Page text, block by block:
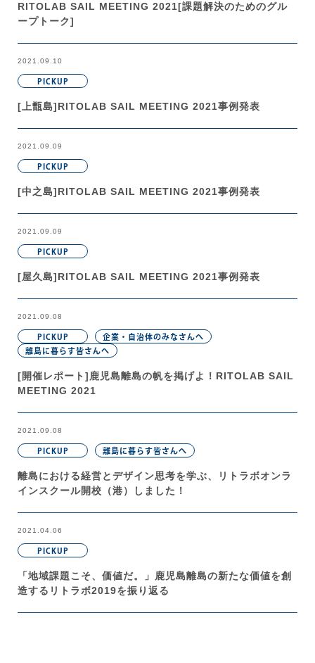
RITOLAB SAIL MEETING 2021[課題解決のためのグル
ープトーク]
2021.09.10
PICKUP
[上甑島]RITOLAB SAIL MEETING 2021事例発表
2021.09.09
PICKUP
[中之島]RITOLAB SAIL MEETING 2021事例発表
2021.09.09
PICKUP
[屋久島]RITOLAB SAIL MEETING 2021事例発表
2021.09.08
PICKUP
企業・自治体のみなさんへ
離島に暮らす皆さんへ
[開催レポート]鹿児島離島の帆を掲げよ！RITOLAB SAIL
MEETING 2021
2021.09.08
PICKUP 離島に暮らす皆さんへ
離島における経営とデザイン思考を学ぶ、リトラボオンラ
インスクール開校（港）しました！
2021.04.06
PICKUP
「地域課題こそ、価値だ。」鹿児島離島の新たな価値を創
造するリトラボ2019を振り返る